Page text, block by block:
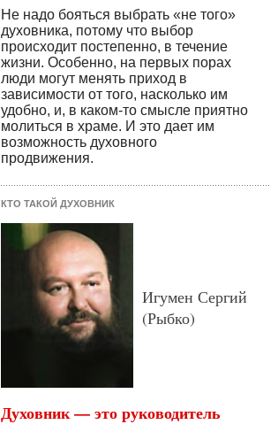
Не надо бояться выбрать «не того»
духовника, потому что выбор
происходит постепенно, в течение
жизни. Особенно, на первых порах
люди могут менять приход в
зависимости от того, насколько им
удобно, и, в каком-то смысле приятно
молиться в храме. И это дает им
возможность духовного
продвижения.
КТО ТАКОЙ ДУХОВНИК
Игумен Сергий
(Рыбко)
Духовник — это руководитель